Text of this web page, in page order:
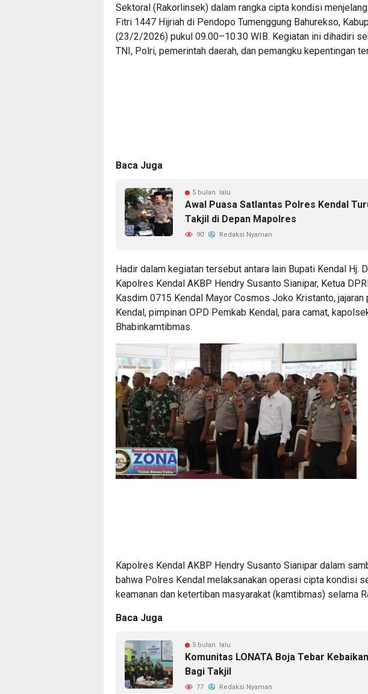
Sektoral (Rakorlinsek) dalam rangka cipta kondisi menjelang
Fitri 1447 Hijriah di Pendopo Tumenggung Bahurekso,
(23/2/2026) pukul 09.00–10.30 WIB. Kegiatan ini dihadiri
TNI, Polri, pemerintah daerah, dan pemangku kepentingan
Baca Juga
5 bulan lalu
Awal Puasa Satlantas Polres Kendal
Takjil di Depan Mapolres
90 Redaksi Nyaman
Hadir dalam kegiatan tersebut antara lain Bupati Kendal Hj.
Kapolres Kendal AKBP Hendry Susanto Sianipar, Ketua
Kasdim 0715 Kendal Mayor Cosmos Joko Kristanto, jajaran
Kendal, pimpinan OPD Pemkab Kendal, para camat,
Bhabinkamtibmas.
Kapolres Kendal AKBP Hendry Susanto Sianipar dalam
bahwa Polres Kendal melaksanakan operasi cipta kondisi
keamanan dan ketertiban masyarakat (kamtibmas) selama
Baca Juga
5 bulan lalu
Komunitas LONATA Boja Tebar
Bagi Takjil
77 Redaksi Nyaman